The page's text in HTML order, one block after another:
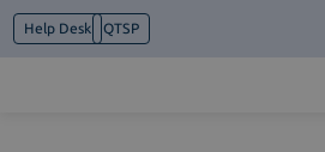
Help Desk QTSP